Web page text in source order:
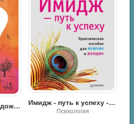
Роман / Разная литература